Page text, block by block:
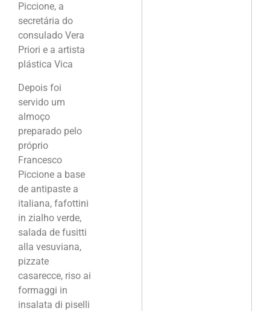
Piccione, a
secretária do
consulado Vera
Priori e a artista
plástica Vica
Depois foi
servido um
almoço
preparado pelo
próprio
Francesco
Piccione a base
de antipaste a
italiana, fafottini
in zialho verde,
salada de fusitti
alla vesuviana,
pizzate
casarecce, riso ai
formaggi in
insalata di piselli